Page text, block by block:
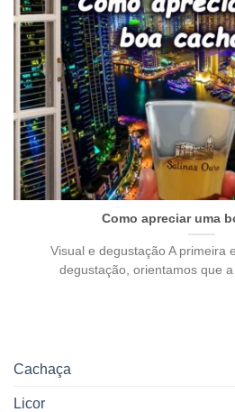
Como apreciar uma
Visual e degustação A primeira
degustação, orientamos que
Cachaça
Licor